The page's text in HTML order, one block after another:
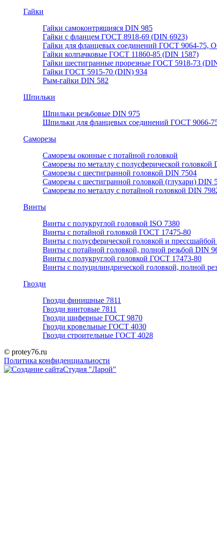
Гайки
Гайки самоконтрящияся DIN 985
Гайки с фланцем ГОСТ 8918-69 (DIN 6923)
Гайки для фланцевых соединений ГОСТ 9064-75,
Гайки колпачковые ГОСТ 11860-85 (DIN 1587)
Гайки шестигранные прорезные ГОСТ 5918-73
Гайки ГОСТ 5915-70 (DIN) 934
Рым-гайки DIN 582
Шпильки
Шпильки резьбовые DIN 975
Шпильки для фланцевых соединений ГОСТ 9066-
Саморезы
Саморезы оконные с потайной головкой
Саморезы по металлу с полусферической головкой
Саморезы с шестигранной головкой DIN 7504
Саморезы с шестигранной головкой (глухари) DIN
Саморезы по металлу с потайной головкой DIN
Винты
Винты с полукруглой головкой ISO 7380
Винты с потайной головкой ГОСТ 17475-80
Винты с полусферической головкой и
Винты с потайной головкой, полной резьбой DIN
Винты с полукруглой головкой ГОСТ 17473-80
Винты с полуцилиндрической головкой, полной
Гвозди
Гвозди финишные 7811
Гвозди винтовые 7811
Гвозди шиферные ГОСТ 9870
Гвозди кровельные ГОСТ 4030
Гвозди строительные ГОСТ 4028
© protey76.ru
Политика конфиденциальности
Студия "Ларой"